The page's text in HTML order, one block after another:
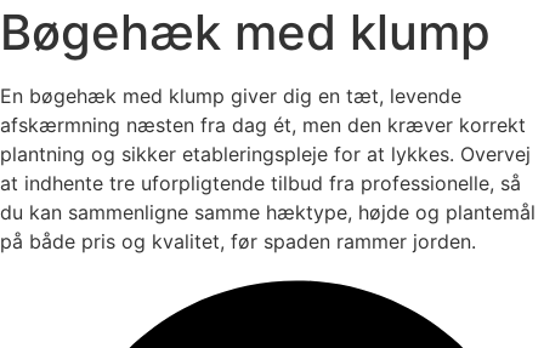
Bøgehæk med klump
En bøgehæk med klump giver dig en tæt, levende
afskærmning næsten fra dag ét, men den kræver korrekt
plantning og sikker etableringspleje for at lykkes. Overvej
at indhente tre uforpligtende tilbud fra professionelle, så
du kan sammenligne samme hæktype, højde og plantemål
på både pris og kvalitet, før spaden rammer jorden.